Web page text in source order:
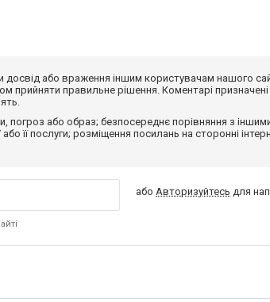
досвід або враження іншим користувачам нашого
прийняти правильне рішення. Коментарі призначені
погроз або образ; безпосереднє порівняння з
її послуги; розміщення посилань на сторонні
абоАвторизуйтесь для